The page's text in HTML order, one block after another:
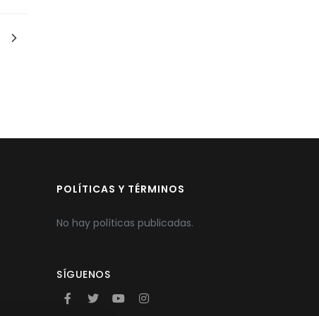
POLÍTICAS Y TÉRMINOS
No hay políticas publicadas.
SÍGUENOS